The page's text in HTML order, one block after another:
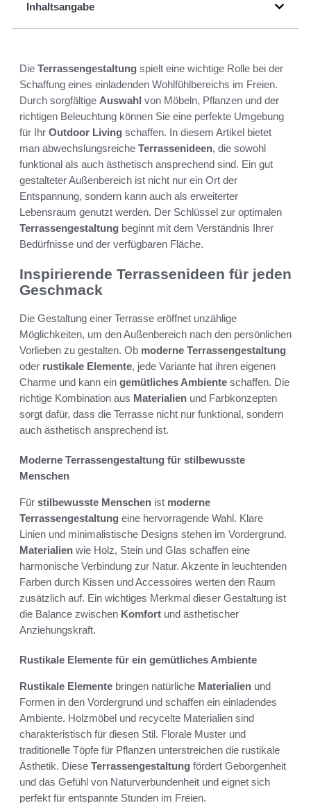
Inhaltsangabe
Die Terrassengestaltung spielt eine wichtige Rolle bei der
Schaffung eines einladenden Wohlfühlbereichs im Freien.
Durch sorgfältige Auswahl von Möbeln, Pflanzen und der
richtigen Beleuchtung können Sie eine perfekte Umgebung
für Ihr Outdoor Living schaffen. In diesem Artikel bietet
man abwechslungsreiche Terrassenideen, die sowohl
funktional als auch ästhetisch ansprechend sind. Ein gut
gestalteter Außenbereich ist nicht nur ein Ort der
Entspannung, sondern kann auch als erweiterter
Lebensraum genutzt werden. Der Schlüssel zur optimalen
Terrassengestaltung beginnt mit dem Verständnis Ihrer
Bedürfnisse und der verfügbaren Fläche.
Inspirierende Terrassenideen für jeden
Geschmack
Die Gestaltung einer Terrasse eröffnet unzählige
Möglichkeiten, um den Außenbereich nach den persönlichen
Vorlieben zu gestalten. Ob moderne Terrassengestaltung
oder rustikale Elemente, jede Variante hat ihren eigenen
Charme und kann ein gemütliches Ambiente schaffen. Die
richtige Kombination aus Materialien und Farbkonzepten
sorgt dafür, dass die Terrasse nicht nur funktional, sondern
auch ästhetisch ansprechend ist.
Moderne Terrassengestaltung für stilbewusste
Menschen
Für stilbewusste Menschen ist moderne
Terrassengestaltung eine hervorragende Wahl. Klare
Linien und minimalistische Designs stehen im Vordergrund.
Materialien wie Holz, Stein und Glas schaffen eine
harmonische Verbindung zur Natur. Akzente in leuchtenden
Farben durch Kissen und Accessoires werten den Raum
zusätzlich auf. Ein wichtiges Merkmal dieser Gestaltung ist
die Balance zwischen Komfort und ästhetischer
Anziehungskraft.
Rustikale Elemente für ein gemütliches Ambiente
Rustikale Elemente bringen natürliche Materialien und
Formen in den Vordergrund und schaffen ein einladendes
Ambiente. Holzmöbel und recycelte Materialien sind
charakteristisch für diesen Stil. Florale Muster und
traditionelle Töpfe für Pflanzen unterstreichen die rustikale
Ästhetik. Diese Terrassengestaltung fördert Geborgenheit
und das Gefühl von Naturverbundenheit und eignet sich
perfekt für entspannte Stunden im Freien.